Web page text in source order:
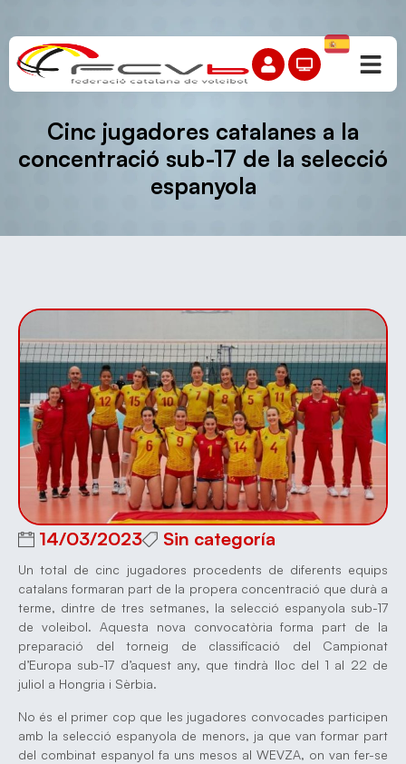
Cinc jugadores catalanes a la
concentració sub-17 de la selecció
espanyola
14/03/2023 Sin categoría
Un total de cinc jugadores procedents de diferents equips
catalans formaran part de la propera concentració que durà a
terme, dintre de tres setmanes, la selecció espanyola sub-17
de voleibol. Aquesta nova convocatòria forma part de la
preparació del torneig de classificació del Campionat
d’Europa sub-17 d’aquest any, que tindrà lloc del 1 al 22 de
juliol a Hongria i Sèrbia.
No és el primer cop que les jugadores convocades participen
amb la selecció espanyola de menors, ja que van formar part
del combinat espanyol fa uns mesos al WEVZA, on van fer-se